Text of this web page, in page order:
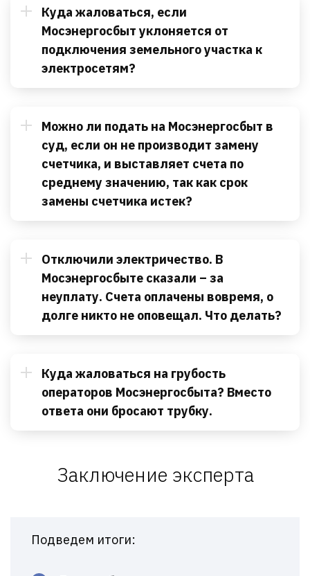
Куда жаловаться, если
Мосэнергосбыт уклоняется от
подключения земельного участка к
электросетям?
Можно ли подать на Мосэнергосбыт в
суд, если он не производит замену
счетчика, и выставляет счета по
среднему значению, так как срок
замены счетчика истек?
Отключили электричество. В
Мосэнергосбыте сказали – за
неуплату. Счета оплачены вовремя, о
долге никто не оповещал. Что делать?
Куда жаловаться на грубость
операторов Мосэнергосбыта? Вместо
ответа они бросают трубку.
Заключение эксперта
Подведем итоги: